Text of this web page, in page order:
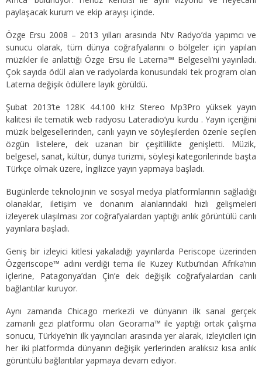
paylaşacak kurum ve ekip arayışı içinde.
Özge Ersu 2008 – 2013 yılları arasında Ntv Radyo’da yapımcı ve
sunucu olarak, tüm dünya coğrafyalarını o bölgeler için yapılan
müzikler ile anlattığı Özge Ersu ile Laterna™ Belgeseli’ni yayınladı.
Çok sayıda ödül alan ve radyolarda konusundaki tek program olan
Laterna değişik ödüllere layık görüldü.
Şubat 2013’te 128K 44.100 kHz Stereo Mp3Pro yüksek yayın
kalitesi ile tematik web radyosu Lateradio’yu kurdu . Yayın içeriğini
müzik belgesellerinden, canlı yayın ve söyleşilerden özenle seçilen
özgün listelere, dek uzanan bir çeşitlilikte genişletti. Müzik,
belgesel, sanat, kültür, dünya turizmi, söyleşi kategorilerinde başta
Türkçe olmak üzere, İngilizce yayın yapmaya başladı.
Bugünlerde teknolojinin ve sosyal medya platformlarının sağladığı
olanaklar, iletişim ve donanım alanlarındaki hızlı gelişmeleri
izleyerek ulaşılması zor coğrafyalardan yaptığı anlık görüntülü canlı
yayınlara başladı.
Geniş bir izleyici kitlesi yakaladığı yayınlarda Periscope üzerinden
Özgeriscope™ adını verdiği tema ile Kuzey Kutbu’ndan Afrika’nın
içlerine, Patagonya’dan Çin’e dek değişik coğrafyalardan canlı
bağlantılar kuruyor.
Aynı zamanda Chicago merkezli ve dünyanın ilk sanal gerçek
zamanlı gezi platformu olan Georama™ ile yaptığı ortak çalışma
sonucu, Türkiye’nin ilk yayıncıları arasında yer alarak, izleyicileri için
her iki platformda dünyanın değişik yerlerinden aralıksız kısa anlık
görüntülü bağlantılar yapmaya devam ediyor.